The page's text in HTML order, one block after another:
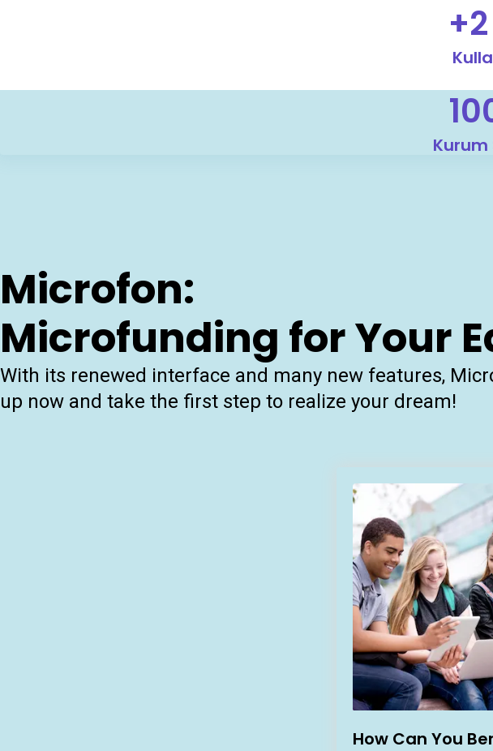
Kurum
Microfon:
Microfunding for Your
With its renewed interface and many new features,
up now and take the first step to realize your dream!
How Can You